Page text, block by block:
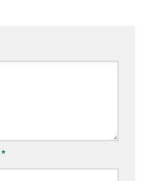
*